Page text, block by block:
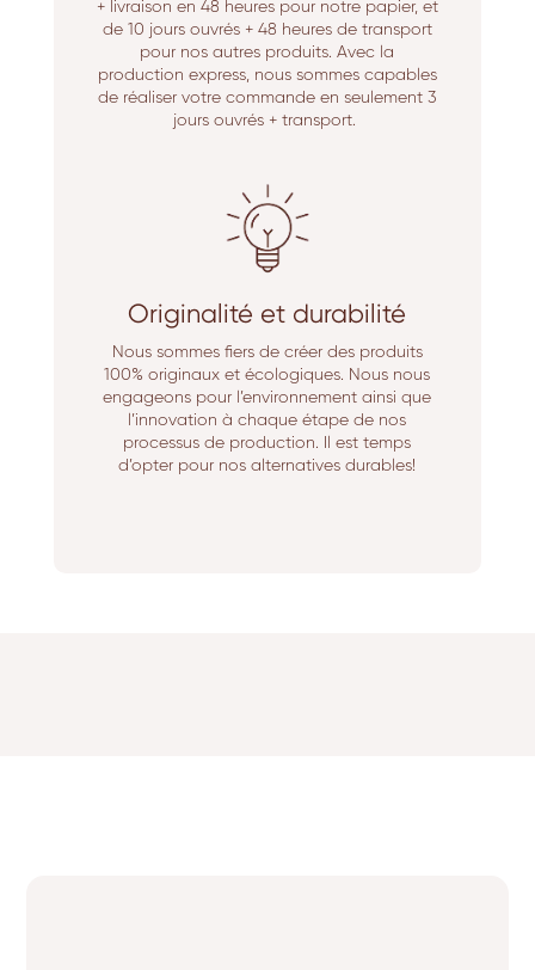
+ livraison en 48 heures pour notre papier, et
de 10 jours ouvrés + 48 heures de transport
pour nos autres produits. Avec la
production express, nous sommes capables
de réaliser votre commande en seulement 3
jours ouvrés + transport.
Originalité et durabilité
Nous sommes fiers de créer des produits
100% originaux et écologiques. Nous nous
engageons pour l’environnement ainsi que
l’innovation à chaque étape de nos
processus de production. Il est temps
d’opter pour nos alternatives durables!